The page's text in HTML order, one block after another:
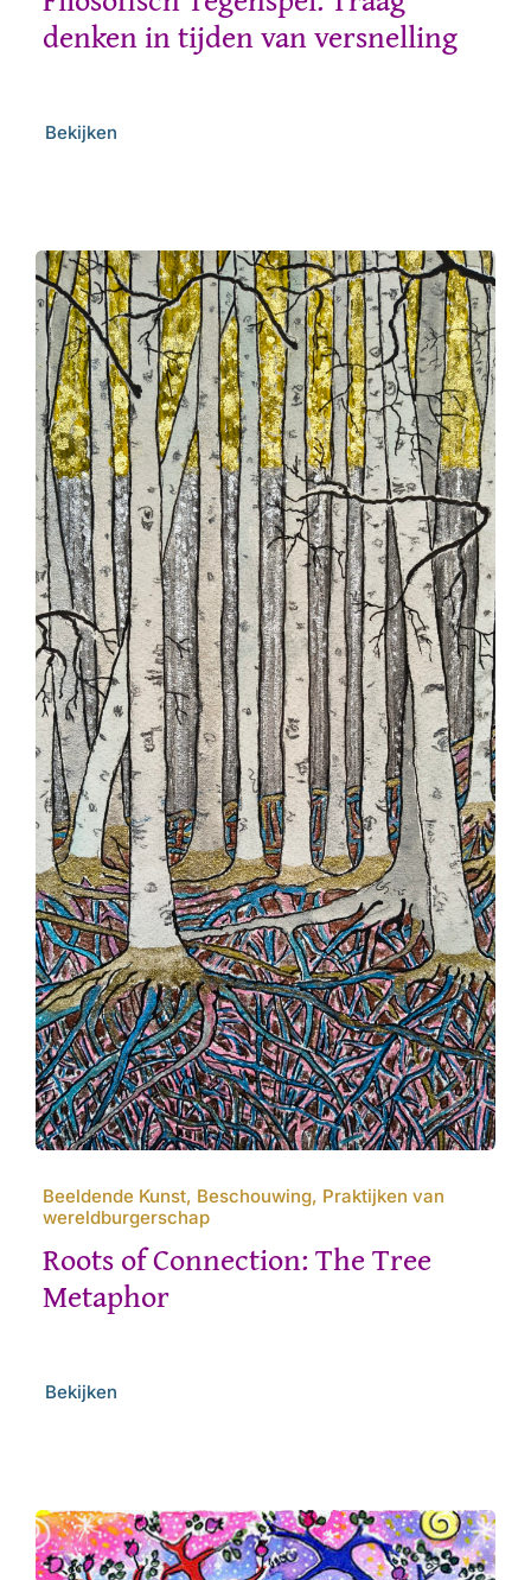
denken in tijden van versnelling
Bekijken
Beeldende Kunst, Beschouwing, Praktijken van
wereldburgerschap
Roots of Connection: The Tree
Metaphor
Bekijken